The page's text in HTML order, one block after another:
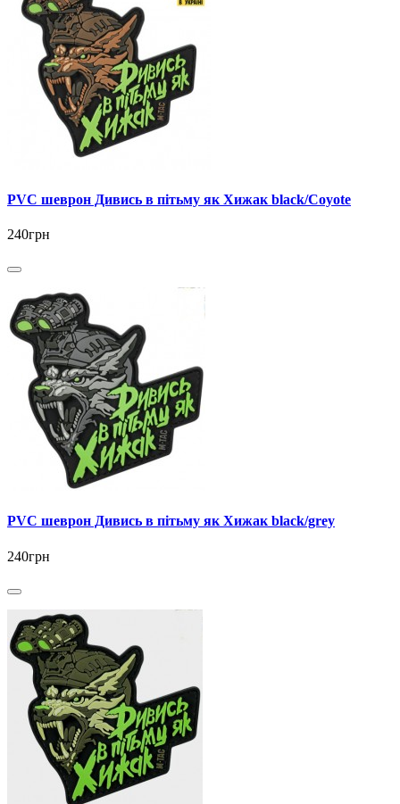
PVC шеврон Дивись в пітьму як Хижак black/Coyote
240грн
PVC шеврон Дивись в пітьму як Хижак black/grey
240грн